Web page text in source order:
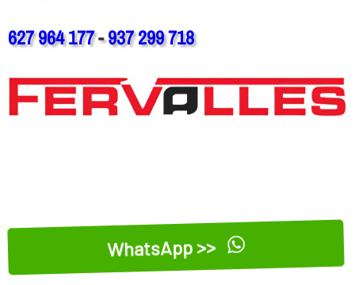
627 964 177-937 299 718
WhatsApp >>